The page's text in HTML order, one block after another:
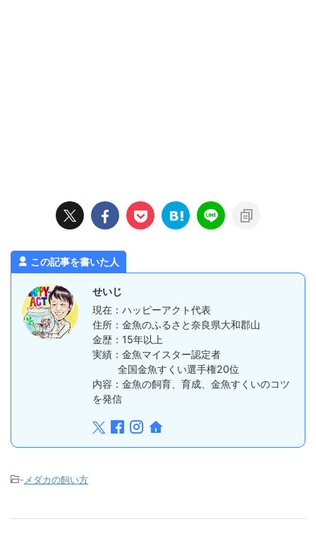
この記事を書いた人
せいじ
現在：ハッピーアクト代表
住所：金魚のふるさと奈良県大和郡山
金歴：15年以上
実績：金魚マイスター認定者
全国金魚すくい選手権20位
内容：金魚の飼育、育成、金魚すくいのコツ
を発信
- メダカの飼い方